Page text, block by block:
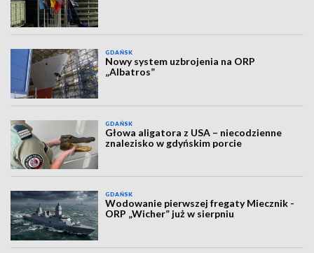
GDAŃSK
Nowy system uzbrojenia na ORP
„Albatros”
GDAŃSK
Głowa aligatora z USA – niecodzienne
znalezisko w gdyńskim porcie
GDAŃSK
Wodowanie pierwszej fregaty Miecznik -
ORP „Wicher” już w sierpniu